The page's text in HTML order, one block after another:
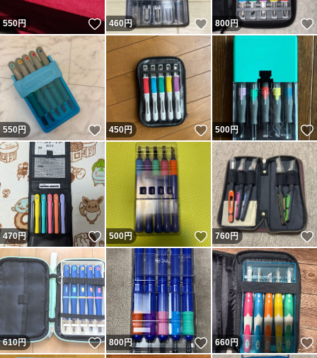
550円 いいね！
460円 いいね！
800円
550円 いいね！
450円 いいね！
500円
470円 いいね！
500円 いいね！
760円
610円 いいね！
800円 いいね！
660円